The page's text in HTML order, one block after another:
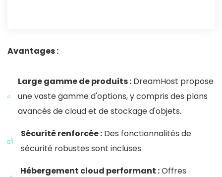
Avantages :
Large gamme de produits : DreamHost propose
une vaste gamme d'options, y compris des plans
avancés de cloud et de stockage d'objets.
Sécurité renforcée :Des fonctionnalités de
sécurité robustes sont incluses.
Hébergement cloud performant :Offres